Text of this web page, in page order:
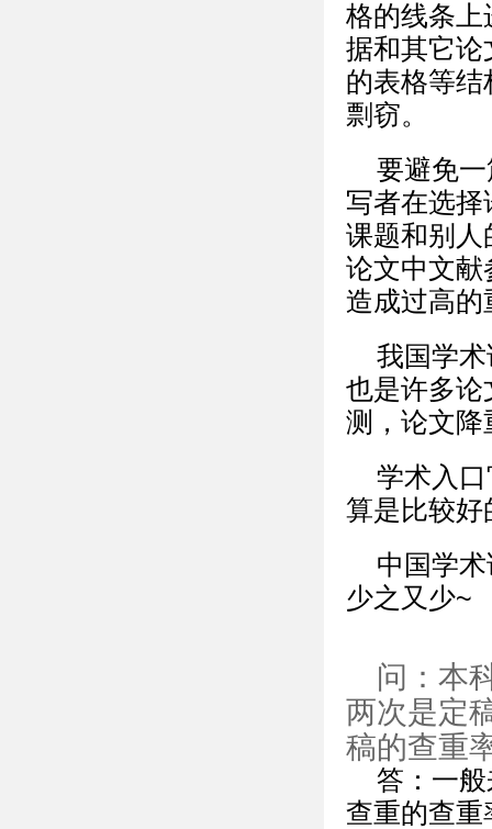
格的线条上
据和其它论
的表格等
剽窃。
要避免
写者在选
课题和别人
论文中文献
造成过高的
我国学
也是许多论
测，论文降
学术入
算是比较好
中国学
少之又少~
问：本
两次是定
稿的查重
答：一
查重的查重